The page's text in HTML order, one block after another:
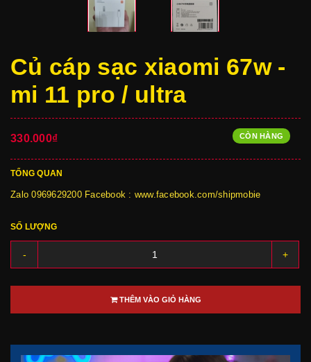
Củ cáp sạc xiaomi 67w -
mi 11 pro / ultra
330.000₫ CÒN HÀNG
TỔNG QUAN
Zalo 0969629200 Facebook : www.facebook.com/shipmobie
SỐ LƯỢNG
- +
THÊM VÀO GIỎ HÀNG